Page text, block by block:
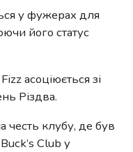
у фужерах для
його статус
асоціюється зі
Різдва.
честь клубу, де був
Club у